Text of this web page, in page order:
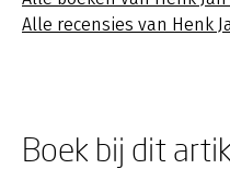
Alle recensies van Henk
Boek bij dit